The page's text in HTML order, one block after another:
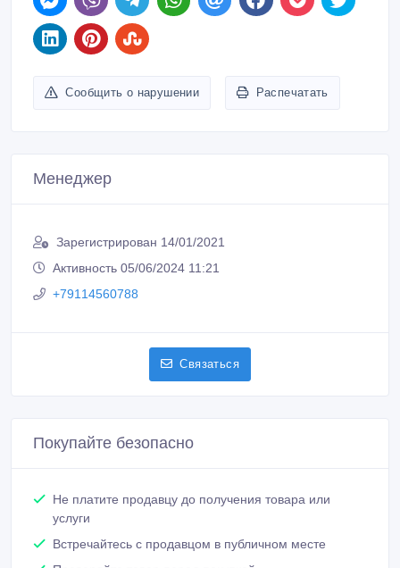
Сообщить о нарушении Распечатать
Менеджер
Зарегистрирован 14/01/2021
Активность 05/06/2024 11:21
+79114560788
Связаться
Покупайте безопасно
Не платите продавцу до получения товара или
услуги
Встречайтесь с продавцом в публичном месте